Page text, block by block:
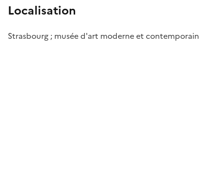
Localisation
Strasbourg ; musée d'art moderne et contemporain